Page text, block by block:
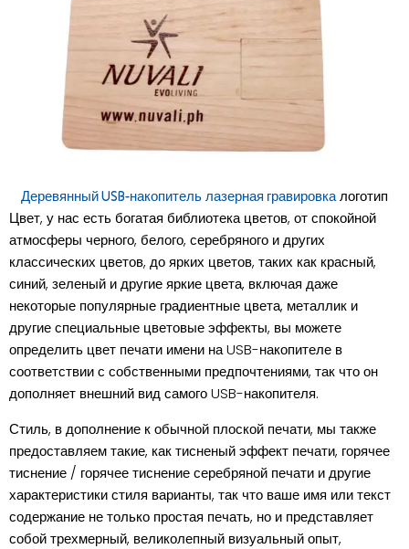
Деревянный USB-накопитель лазерная гравировкалоготип
Цвет, у нас есть богатая библиотека цветов, от спокойной
атмосферы черного, белого, серебряного и других
классических цветов, до ярких цветов, таких как красный,
синий, зеленый и другие яркие цвета, включая даже
некоторые популярные градиентные цвета, металлик и
другие специальные цветовые эффекты, вы можете
определить цвет печати имени на USB-накопителе в
соответствии с собственными предпочтениями, так что он
дополняет внешний вид самого USB-накопителя.
Стиль, в дополнение к обычной плоской печати, мы также
предоставляем такие, как тисненый эффект печати, горячее
тиснение / горячее тиснение серебряной печати и другие
характеристики стиля варианты, так что ваше имя или текст
содержание не только простая печать, но и представляет
собой трехмерный, великолепный визуальный опыт,